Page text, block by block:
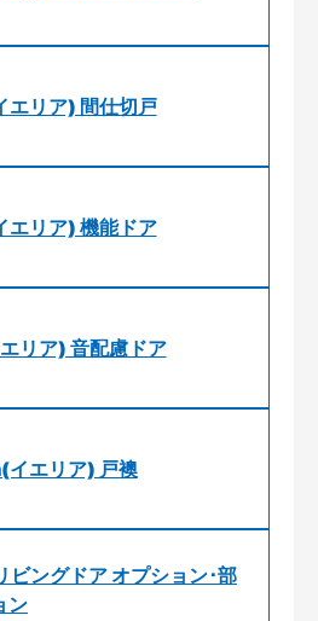
リア) 間仕切戸
リア) 機能ドア
リア) 音配慮ドア
エリア) 戸襖
ングドア オプション･部
ン